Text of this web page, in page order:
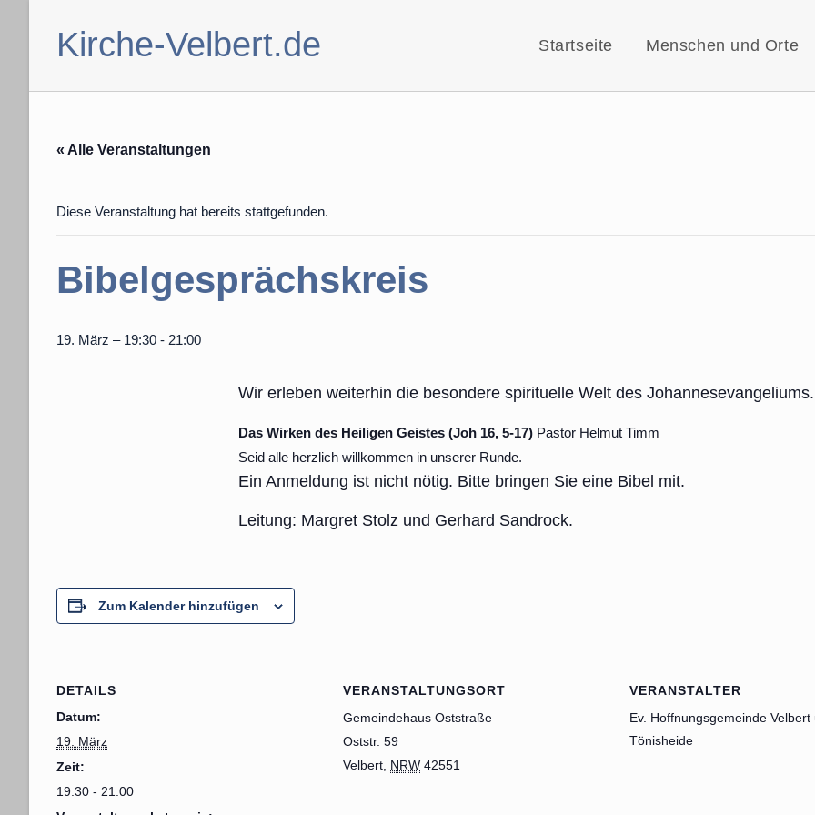
Kirche-Velbert.de Startseite Menschen und Orte
« Alle Veranstaltungen
Diese Veranstaltung hat bereits stattgefunden.
Bibelgesprächskreis
19. März – 19:30 - 21:00
Wir erleben weiterhin die besondere spirituelle Welt des Johannesevangeliums.
Das Wirken des Heiligen Geistes (Joh 16, 5-17) Pastor Helmut Timm
Seid alle herzlich willkommen in unserer Runde.
Ein Anmeldung ist nicht nötig. Bitte bringen Sie eine Bibel mit.
Leitung: Margret Stolz und Gerhard Sandrock.
Zum Kalender hinzufügen
DETAILS
Datum:
19. März
Zeit:
19:30 - 21:00
VERANSTALTUNGSORT
Gemeindehaus Oststraße
Oststr. 59
Velbert NRW 42551
VERANSTALTER
Ev. Hoffnungsgemeinde Velbert
Tönisheide